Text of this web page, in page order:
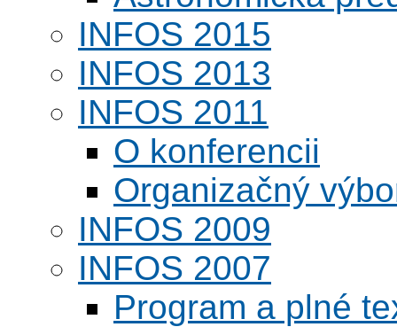
INFOS 2015
INFOS 2013
INFOS 2011
O konferencii
Organizačný
INFOS 2009
INFOS 2007
Program a plné